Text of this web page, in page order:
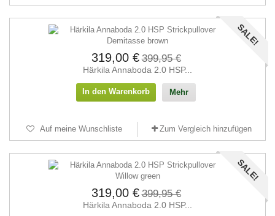
SALE!
319,00 € 399,95 €
Härkila Annaboda 2.0 HSP...
In den Warenkorb Mehr
Auf meine Wunschliste Zum Vergleich hinzufügen
SALE!
319,00 € 399,95 €
Härkila Annaboda 2.0 HSP...